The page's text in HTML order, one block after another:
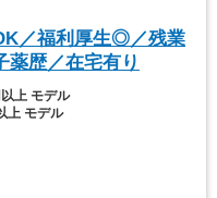
／福利厚生◎／残業
薬歴／在宅有り
上 モデル
上 モデル